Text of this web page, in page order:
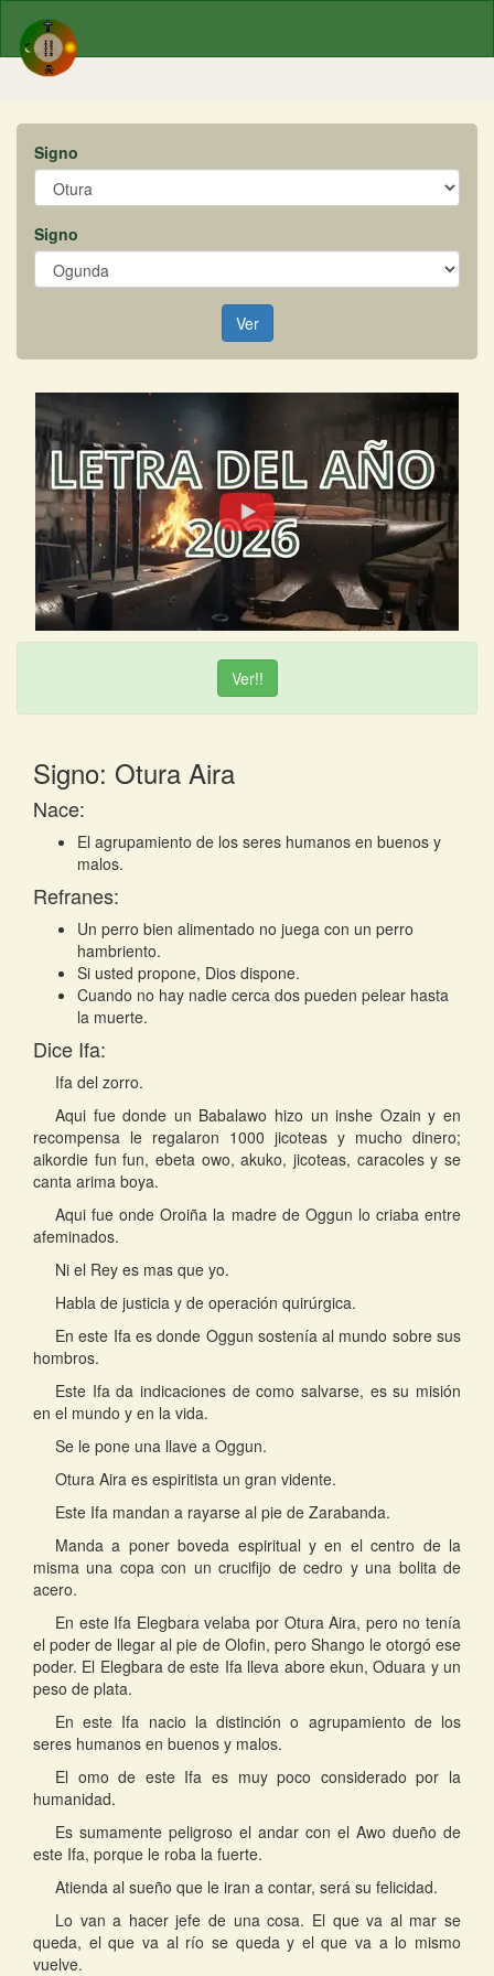
Signo
Signo
Ver
Ver!!
Signo: Otura Aira
Nace:
El agrupamiento de los seres humanos en buenos y
malos.
Refranes:
Un perro bien alimentado no juega con un perro
hambriento.
Si usted propone, Dios dispone.
Cuando no hay nadie cerca dos pueden pelear hasta
la muerte.
Dice Ifa:
Ifa del zorro.
Aqui fue donde un Babalawo hizo un inshe Ozain y en
recompensa le regalaron 1000 jicoteas y mucho dinero;
aikordie fun fun, ebeta owo, akuko, jicoteas, caracoles y se
canta arima boya.
Aqui fue onde Oroiña la madre de Oggun lo criaba entre
afeminados.
Ni el Rey es mas que yo.
Habla de justicia y de operación quirúrgica.
En este Ifa es donde Oggun sostenía al mundo sobre sus
hombros.
Este Ifa da indicaciones de como salvarse, es su misión
en el mundo y en la vida.
Se le pone una llave a Oggun.
Otura Aira es espiritista un gran vidente.
Este Ifa mandan a rayarse al pie de Zarabanda.
Manda a poner boveda espiritual y en el centro de la
misma una copa con un crucifijo de cedro y una bolita de
acero.
En este Ifa Elegbara velaba por Otura Aira, pero no tenía
el poder de llegar al pie de Olofin, pero Shango le otorgó ese
poder. El Elegbara de este Ifa lleva abore ekun, Oduara y un
peso de plata.
En este Ifa nacio la distinción o agrupamiento de los
seres humanos en buenos y malos.
El omo de este Ifa es muy poco considerado por la
humanidad.
Es sumamente peligroso el andar con el Awo dueño de
este Ifa, porque le roba la fuerte.
Atienda al sueño que le iran a contar, será su felicidad.
Lo van a hacer jefe de una cosa. El que va al mar se
queda, el que va al río se queda y el que va a lo mismo
vuelve.